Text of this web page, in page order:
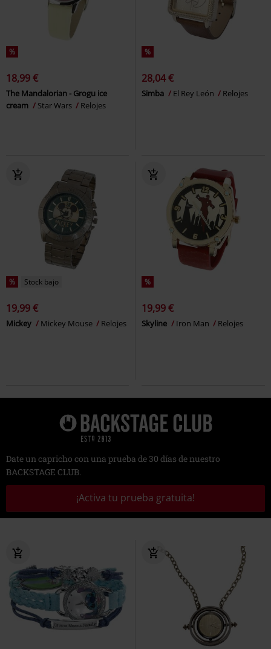
%
18,99 €
The Mandalorian - Grogu ice
cream
Star Wars Relojes
%
28,04 €
Simba El Rey León Relojes
% Stock bajo
19,99 €
Mickey Mickey Mouse Relojes
%
19,99 €
Skyline Iron Man Relojes
Date un capricho con una prueba de 30 días de nuestro
BACKSTAGE CLUB.
¡Activa tu prueba gratuita!